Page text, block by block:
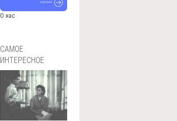
О нас
САМОЕ
ИНТЕРЕСНОЕ